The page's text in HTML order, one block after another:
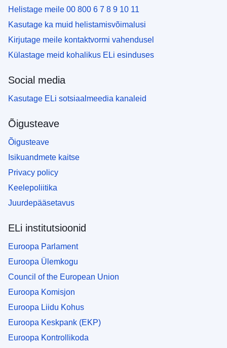
Helistage meile 00 800 6 7 8 9 10 11
Kasutage ka muid helistamisvõimalusi
Kirjutage meile kontaktvormi vahendusel
Külastage meid kohalikus ELi esinduses
Social media
Kasutage ELi sotsiaalmeedia kanaleid
Õigusteave
Õigusteave
Isikuandmete kaitse
Privacy policy
Keelepoliitika
Juurdepääsetavus
ELi institutsioonid
Euroopa Parlament
Euroopa Ülemkogu
Council of the European Union
Euroopa Komisjon
Euroopa Liidu Kohus
Euroopa Keskpank (EKP)
Euroopa Kontrollikoda